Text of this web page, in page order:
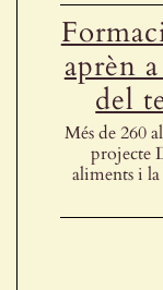
aprèn
del
Més de 260
projecte
aliments i